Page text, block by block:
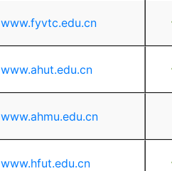
www.fyvtc.edu.cn
www.ahut.edu.cn
www.ahmu.edu.cn
www.hfut.edu.cn